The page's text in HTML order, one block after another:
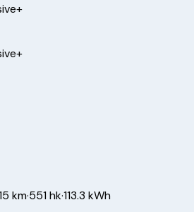
km·551 hk·113.3 kWh